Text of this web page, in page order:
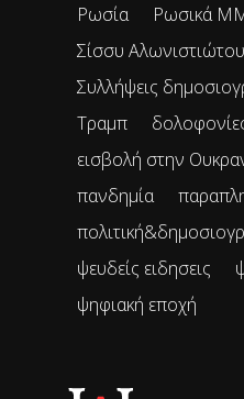
Ρωσία
Ρωσικά
Σίσσυ Αλωνιστιώτου
Συλλήψεις
Τραμπ
εισβολή στην
πανδημία
ψευδείς ειδησεις
ψηφιακή εποχή